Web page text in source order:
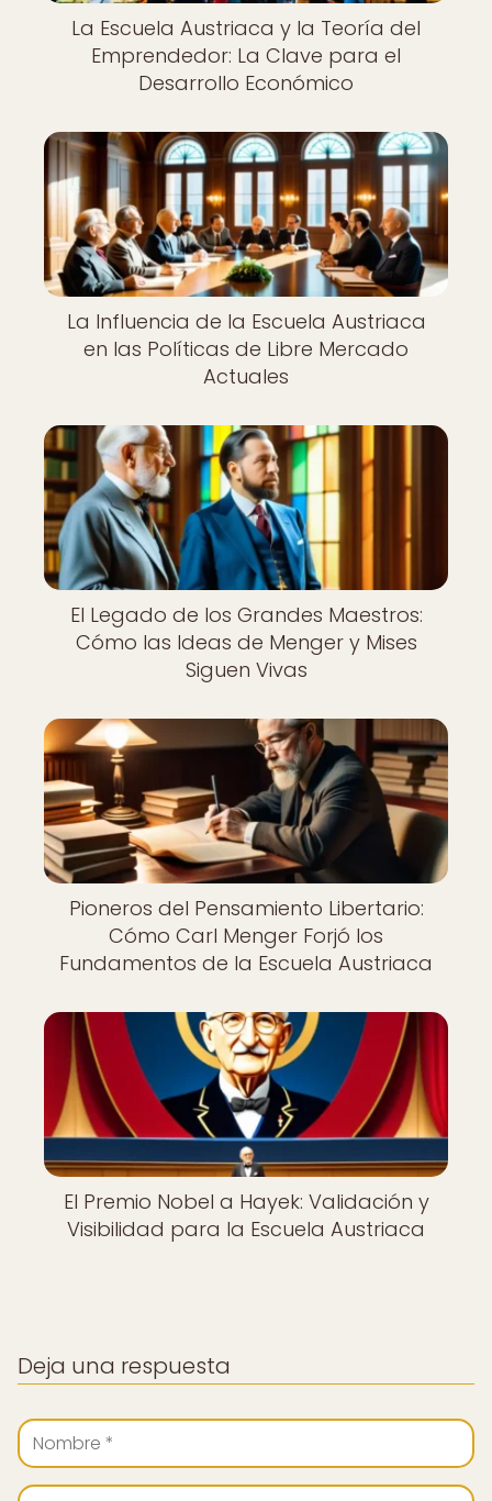
La Escuela Austriaca y la Teoría del
Emprendedor: La Clave para el
Desarrollo Económico
La Influencia de la Escuela Austriaca
en las Políticas de Libre Mercado
Actuales
El Legado de los Grandes Maestros:
Cómo las Ideas de Menger y Mises
Siguen Vivas
Pioneros del Pensamiento Libertario:
Cómo Carl Menger Forjó los
Fundamentos de la Escuela Austriaca
El Premio Nobel a Hayek: Validación y
Visibilidad para la Escuela Austriaca
Deja una respuesta